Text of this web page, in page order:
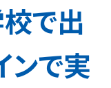
で出
ンで実